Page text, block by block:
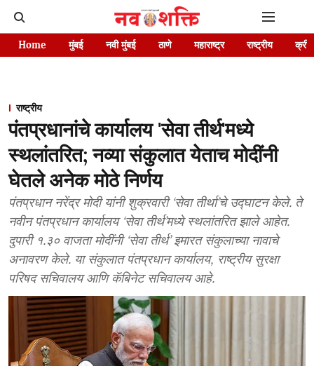
Home मुंबई नवी मुंबई ठाणे महाराष्ट्र राष्ट्रीय
राष्ट्रीय
पंतप्रधानांचे कार्यालय 'सेवा तीर्थ'मध्ये
स्थलांतरित; नव्या संकुलात येताच मोदींनी
घेतले अनेक मोठे निर्णय
पंतप्रधान नरेंद्र मोदी यांनी शुक्रवारी ‘सेवा तीर्था’चे उद्घाटन केले. ते
नवीन पंतप्रधान कार्यालय ‘सेवा तीर्थ’मध्ये स्थलांतरित झाले आहेत.
दुपारी १.३० वाजता मोदींनी ‘सेवा तीर्थ’ इमारत संकुलाच्या नावाचे
अनावरण केले. या संकुलात पंतप्रधान कार्यालय, राष्ट्रीय सुरक्षा
परिषद सचिवालय आणि कॅबिनेट सचिवालय आहे.